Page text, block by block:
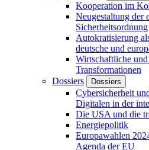
Kooperation im
Neugestaltung der
Sicherheitsordnung
Autokratisierung
deutsche und
Wirtschaftliche
Transformationen
Dossiers
Dossiers
Cybersicherheit
Digitalen in der
Die USA und die
Energiepolitik
Europawahlen
Agenda der EU